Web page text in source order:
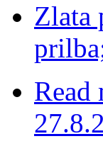
Zlata
Read